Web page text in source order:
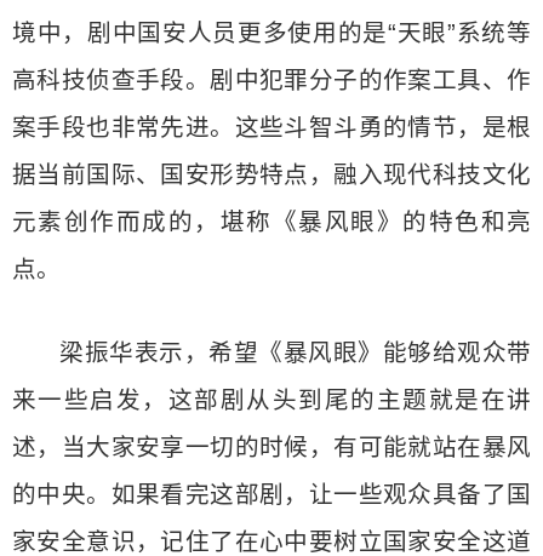
境中，剧中国安人员更多使用的是“天眼”系统等
高科技侦查手段。剧中犯罪分子的作案工具、作
案手段也非常先进。这些斗智斗勇的情节，是根
据当前国际、国安形势特点，融入现代科技文化
元素创作而成的，堪称《暴风眼》的特色和亮
点。
梁振华表示，希望《暴风眼》能够给观众带
来一些启发，这部剧从头到尾的主题就是在讲
述，当大家安享一切的时候，有可能就站在暴风
的中央。如果看完这部剧，让一些观众具备了国
家安全意识，记住了在心中要树立国家安全这道